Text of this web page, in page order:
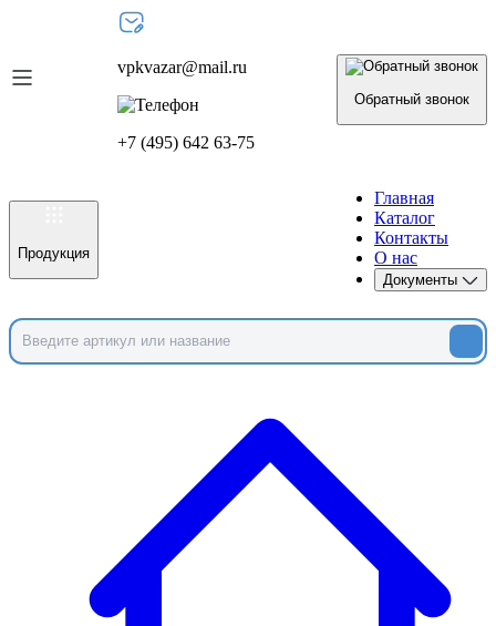
vpkvazar@mail.ru
+7 (495) 642 63-75
Обратный звонок
Продукция
Главная
Каталог
Контакты
О нас
Документы